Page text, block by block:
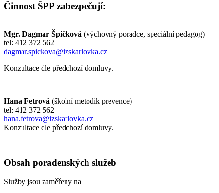
Činnost ŠPP zabezpečují:
Mgr. Dagmar Špičková (výchovný poradce, speciální pedagog)
tel: 412 372 562
dagmar.spickova@izskarlovka.cz
Konzultace dle předchozí domluvy.
Hana Fetrová (školní metodik prevence)
tel: 412 372 562
hana.fetrova@izskarlovka.cz
Konzultace dle předchozí domluvy.
Obsah poradenských služeb
Služby jsou zaměřeny na